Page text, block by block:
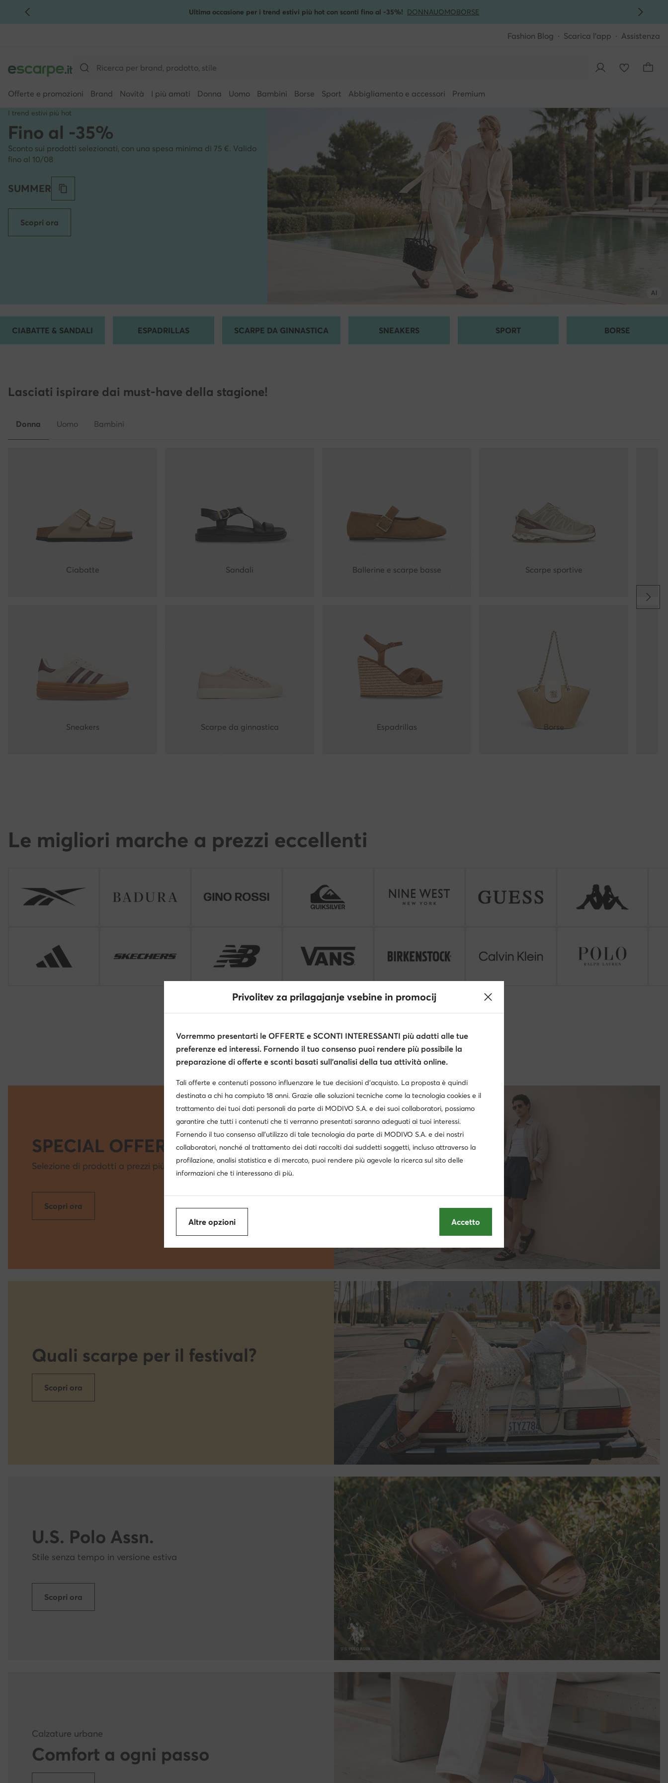
VAI AL CONTENUTO PRINCIPALE Ultima occasione per i trend estivi più hot con sconti fino al -35%! DONNAUOMOBORSE
Fashion Blog Scarica l'app Assistenza
Offerte e promozioni Brand Novità I più amati Donna Uomo Bambini Borse Sport Abbigliamento e accessori Premium
I trend estivi più hot
Fino al -35%
Sconto sui prodotti selezionati, con una spesa minima di 75 €. Valido
fino al 10/08
SUMMER
Scopri ora
CIABATTE & SANDALI ESPADRILLAS SCARPE DA GINNASTICA SNEAKERS SPORT BORSE
Lasciati ispirare dai must-have della stagione!
Donna Uomo Bambini
Ciabatte
Sneakers
Sandali
Scarpe da ginnastica
Ballerine e scarpe basse
Espadrillas
Scarpe sportive
Borse
Le migliori marche a prezzi eccellenti
Vedi tutti i brand
SPECIAL OFFER
Selezione di prodotti a prezzi più bassi
Scopri ora
Quali scarpe per il festival?
Scopri ora
U.S. Polo Assn.
Stile senza tempo in versione estiva
Scopri ora
Calzature urbane
Comfort a ogni passo
Privolitev za prilagajanje vsebine in promocij
Vorremmo presentarti le OFFERTE e SCONTI INTERESSANTI più adatti alle tue
preferenze ed interessi. Fornendo il tuo consenso puoi rendere più possibile la
preparazione di offerte e sconti basati sull’analisi della tua attività online.
Tali offerte e contenuti possono influenzare le tue decisioni d’acquisto. La proposta è quindi
destinata a chi ha compiuto 18 anni. Grazie alle soluzioni tecniche come la tecnologia cookies e il
trattamento dei tuoi dati personali da parte di MODIVO S.A. e dei suoi collaboratori, possiamo
garantire che tutti i contenuti che ti verranno presentati saranno adeguati ai tuoi interessi.
Fornendo il tuo consenso all’utilizzo di tale tecnologia da parte di MODIVO S.A. e dei nostri
collaboratori, nonché al trattamento dei dati raccolti dai suddetti soggetti, incluso attraverso la
profilazione, analisi statistica e di mercato, puoi rendere più agevole la ricerca sul sito delle
informazioni che ti interessano di più.
Altre opzioni Accetto